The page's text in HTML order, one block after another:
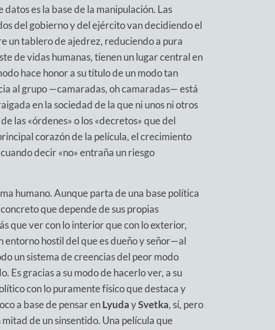
es la base de la manipulación. Las
del gobierno y del ejército van decidiendo el
un tablero de ajedrez, reduciendo a pura
de vidas humanas, tienen un lugar central en
hace honor a su título de un modo tan
al grupo —camaradas, oh camaradas— está
en la sociedad de la que ni unos ni otros
las «órdenes» o los «decretos» que del
corazón de la película, el crecimiento
decir «no» entraña un riesgo
humano. Aunque parta de una base política
que depende de sus propias
que ver con lo interior que con lo exterior,
entorno hostil del que es dueño y señor—al
un sistema de creencias del peor modo
Es gracias a su modo de hacerlo ver, a su
con lo puramente físico que destaca y
a base de pensar enLyudaySvetka, sí, pero
de un sinsentido. Una película que